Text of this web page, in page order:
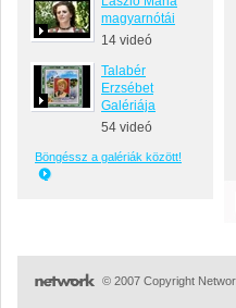
magyarnótái
14 videó
Talabér
Erzsébet
Galériája
54 videó
Böngéssz a galériák között!
© 2007 Copyright